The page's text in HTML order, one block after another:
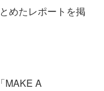
めたレポートを掲
MAKE A